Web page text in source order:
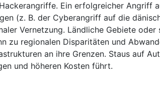
Ein erfolgreicher Angriff
(z. B. der Cyberangriff auf die
Vernetzung. Ländliche Gebiete
zu regionalen Disparitäten und
an ihre Grenzen. Staus auf
und höheren Kosten führt.